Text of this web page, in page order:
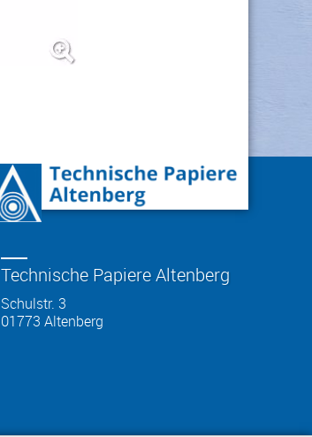
Technische Papiere Altenberg
Schulstr. 3
01773 Altenberg